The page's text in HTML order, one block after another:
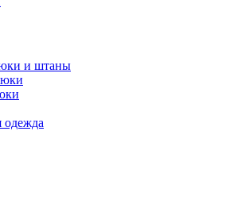
и штаны
одежда